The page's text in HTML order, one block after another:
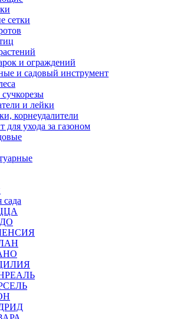
сетки
и ограждений
и садовый инструмент
и лейки
корнеудалители
для ухода за газоном
сада